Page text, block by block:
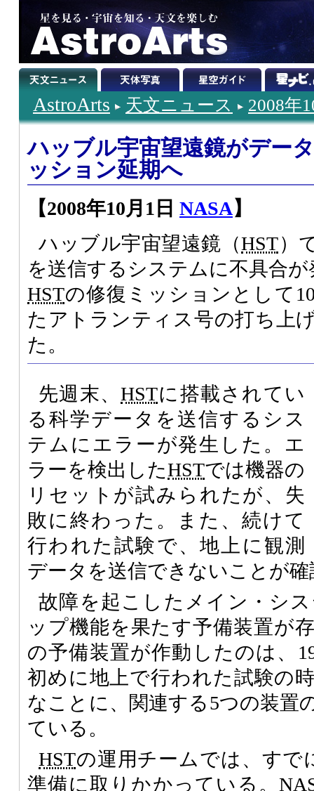
AstroArts 天文ニュース 2008年
ハッブル宇宙望遠鏡がデー
ッション延期へ
【2008年10月1日 NASA】
ハッブル宇宙望遠鏡（HST）
を送信するシステムに不具合
HSTの修復ミッションとして
たアトランティス号の打ち上
た。
先週末、HSTに搭載されてい
る科学データを送信するシス
テムにエラーが発生した。エ
ラーを検出したHSTでは機器の
リセットが試みられたが、失
敗に終わった。また、続けて
行われた試験で、地上に観測
データを送信できないことが
故障を起こしたメイン・シ
ップ機能を果たす予備装置が
の予備装置が作動したのは、
初めに地上で行われた試験の
なことに、関連する5つの装置
ている。
HSTの運用チームでは、すで
準備に取りかかっている。